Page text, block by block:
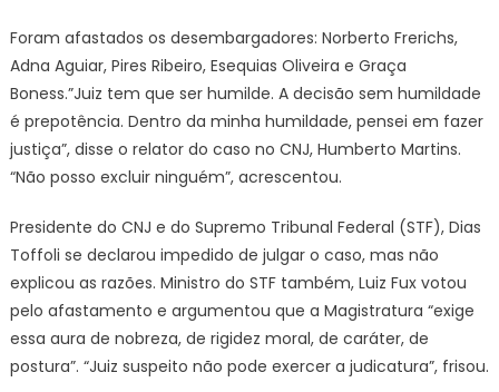
Foram afastados os desembargadores: Norberto Frerichs,
Adna Aguiar, Pires Ribeiro, Esequias Oliveira e Graça
Boness.”Juiz tem que ser humilde. A decisão sem humildade
é prepotência. Dentro da minha humildade, pensei em fazer
justiça”, disse o relator do caso no CNJ, Humberto Martins.
“Não posso excluir ninguém”, acrescentou.
Presidente do CNJ e do Supremo Tribunal Federal (STF), Dias
Toffoli se declarou impedido de julgar o caso, mas não
explicou as razões. Ministro do STF também, Luiz Fux votou
pelo afastamento e argumentou que a Magistratura “exige
essa aura de nobreza, de rigidez moral, de caráter, de
postura”. “Juiz suspeito não pode exercer a judicatura”, frisou.